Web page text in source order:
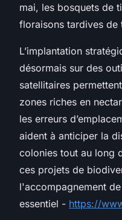
mai, les bosquets de
floraisons tardives de
L’implantation
désormais sur des
satellitaires
zones riches en
les erreurs
aident à anticiper la
colonies tout au long
ces projets de
l'accompagnement
essentiel - https://